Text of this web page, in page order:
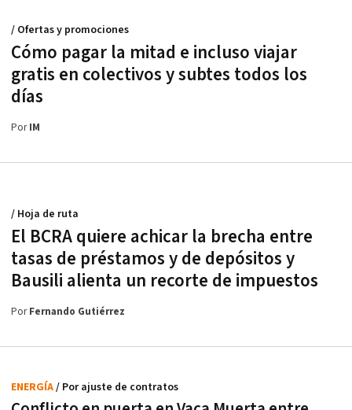
Cómo pagar la mitad e incluso viajar
gratis en colectivos y subtes todos los
días
/ Ofertas y promociones
PorIM
El BCRA quiere achicar la brecha entre
tasas de préstamos y de depósitos y
Bausili alienta un recorte de impuestos
/ Hoja de ruta
PorFernando Gutiérrez
ENERGÍA/ Por ajuste de contratos